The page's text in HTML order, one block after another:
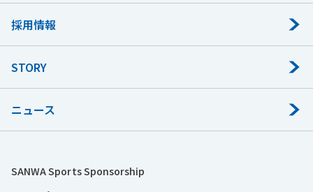
採用情報
STORY
ニュース
SANWA Sports Sponsorship